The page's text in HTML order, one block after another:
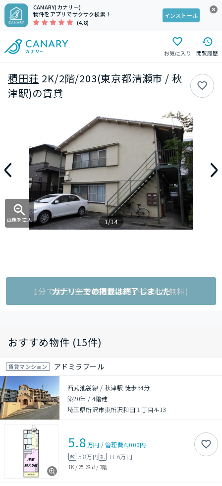
CANARY(カナリー)
物件をアプリでサクサク検索！
(4.8)
インストール
お気に入り 閲覧履歴
積田荘 2K/2階/203(東京都清瀬市 / 秋
津駅)の賃貸
画像を拡大 1/14
1分で完了!空室状況をお問い合わせ(無料)
カナリーでの掲載は終了しました
おすすめ物件 (15件)
賃貸マンション アドミラブール
西武池袋線 / 秋津駅 徒歩34分
築20年 /4階建
埼玉県所沢市東所沢和田１丁目4-13
5.8万円 /管理費4,000円
敷 5.8万円礼 11.6万円
1K / 25.28㎡ / 3階